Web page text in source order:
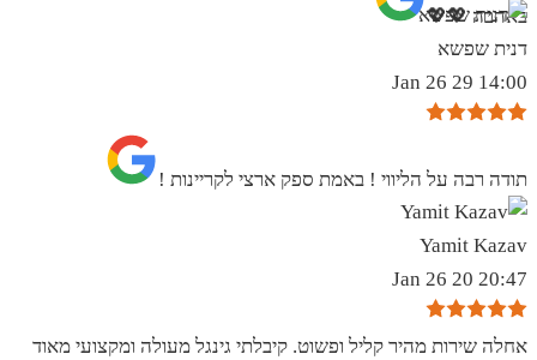
באהבה 💖💖
דנית שפשא
14:00 29 Jan 26
תודה רבה על הליווי ! באמת ספק ארצי לקריינות !
Yamit Kazav
20:47 20 Jan 26
אחלה שירות מהיר קליל ופשוט. קיבלתי גינגל מעולה ומקצועי מאוד